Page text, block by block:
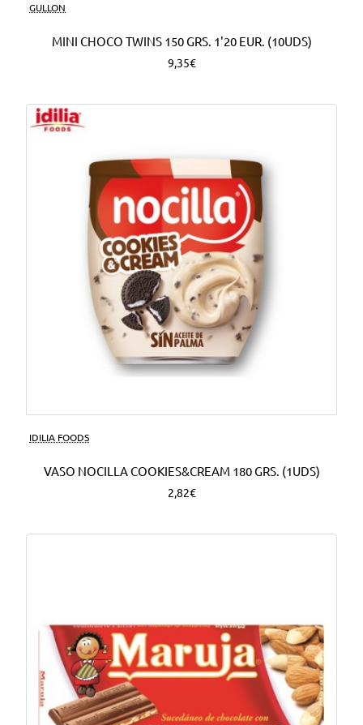
GULLON
MINI CHOCO TWINS 150 GRS. 1'20 EUR. (10UDS)
9,35€
IDILIA FOODS
VASO NOCILLA COOKIES&CREAM 180 GRS. (1UDS)
2,82€